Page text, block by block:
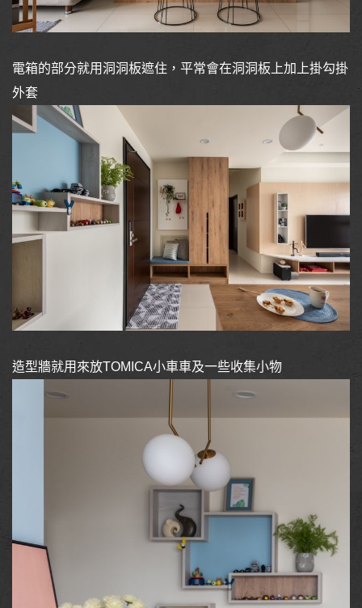
電箱的部分就用洞洞板遮住，平常會在洞洞板上加上掛勾掛
外套
造型牆就用來放TOMICA小車車及一些收集小物